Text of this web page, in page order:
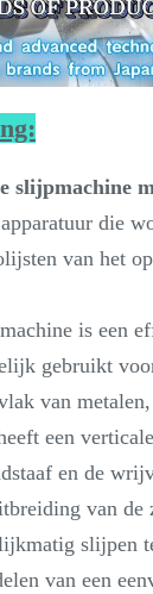
slijpmachine
die
van het
is een
gebruikt
van
een
en de
van de
slijpen
van een